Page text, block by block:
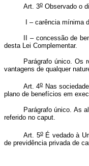
Art. 3o Observado o
I – carência mínima
II – concessão de
desta Lei Complementar.
Parágrafo único. Os
vantagens de qualquer
Art. 4oNas
plano de benefícios em
Parágrafo único. As
referido no caput.
Art. 5oÉ vedado à
de previdência privada de